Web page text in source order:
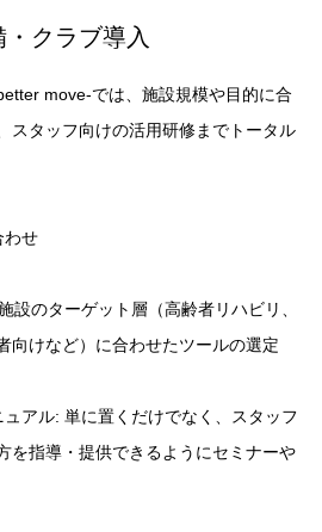
・クラブ導入
move-では、施設規模や目的に合
スタッフ向けの活用研修までトータル
わせ
設のターゲット層（高齢者リハビリ、
向けなど）に合わせたツールの選定
アル: 単に置くだけでなく、スタッフ
を指導・提供できるようにセミナーや